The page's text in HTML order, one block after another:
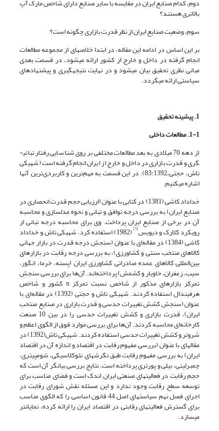
دوم، کدام صنایع ایران در مقایسه با سایر صنایع دارای شاخص مارک آپ
بالاتری هستند؟
سوم، وضعیت صنایع ایران از نظر قدرت بازاری چگونه است؟
بر این اساس در ادامه این مقاله، در ابتدا خلاصه­ای از مجموعه مطالعات
انجام گرفته در داخل و خارج از کشور ارائه می­شود، در قسمت بعدی
مبانی نظری تحقیق بیان می­شود و در نهایت نتیجه­گیری و پیشنهادهای
سیاستی ارائه می­گردد.
1. پیشینه تحقیق
1-1. مطالعات داخلی
از دهه­ 70 میلادی به بعد مطالعات مختلفی بر روی شناسایی رفتار تبانی­
گری و قدرت بازاری در داخل و خارج از ایران انجام گرفته است (شهیکی
تاش، حجتی،83:1392). در این قسمت به مهم‌ترین و کاربردی‌ترین آن­ها
اشاره می­کنیم.
خداداد کاشی (1381) در کتابی با عنوان (ارزیابی حجم قدرت انحصاری در
صنایع ایران) به بررسی درجه توافق و تبانی و نحوه مدلسازی و محاسبه‌
آن در برخی از صنایع ایران پرداخت. وی برای محاسبه درجه تبانی از
رویکرد کلارک و دیویس[5] (1982) استفاده کرد. شهیکی تاش و خداداد
کاشی (1384) در مقاله‌ای با عنوان (سنجش درجه قدرت در بازار جهانی
کالاهای منتخب سنتی و کشاورزی)، به بررسی درجه رقابت در بازارهای
بین‌المللی کالاهای عمده صادراتی کشاورزی ایران (پسته، خرما، انگور،
سیب، زعفران، خاویار و کشمش) پرداخته‌اند. آن‌ها برای بررسی سنجش
تمرکز بازارهای مذکور از شاخص نسبت تمرکز n کشور و شاخص
هرفیندال استفاده کردند. شهیکی تاش و حجتی (1392) در مقاله‌ای با
عنوان (سنجش کشش تغییرات حدسی و قدرت بازاری در صنایع منتخب
ایران)، قدرت بازاری و کشش تغییرات حدسی را در بین 10 صنعت
کارخانه‌ای محاسبه کردند. آن‌ها برای بررسی موارد فوق از الگوی اعظم و
شروتر و کشش تغییرات حدسی استفاده کردند. شهیکی تاش(1392) در
مقاله­ای با عنوان (بررسی مفهوم رقابت در اقتصاد و اندازه آن در اقتصاد
ایران) به بررسی مفهوم رقابت طبق نگرش­های نئوکلاسیکی، شومپیتری،
چمبرلینی، بیلی و پورتری پرداخته است. نتایج بررسی بیانگر آن است که
حجم رقابت در فعالیت­های صنعتی ایران اندک است و فضای مناسب برای
توسعه سطح رقابت وجود ندارد و این مسئله نقش شورای رقابت در
اجرای فصل نهم سیاست­های اصل 44 قانون اساسی را که الگوی مناسب
برای گسترش فعالیت­های رقابتی در اقتصاد ایران را ارائه کرده، نمایان­تر
می­سازد.